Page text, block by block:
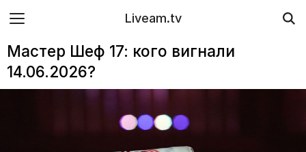
Liveam.tv
Мастер Шеф 17: кого вигнали
14.06.2026?